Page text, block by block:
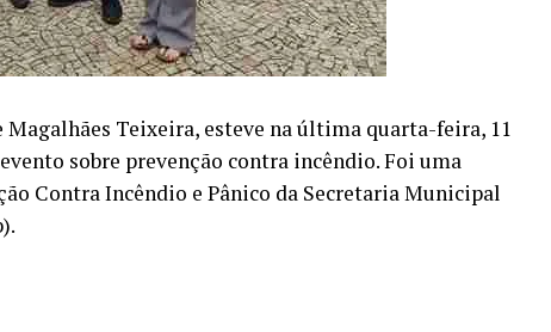
Teixeira, esteve na última quarta-feira, 11
sobre prevenção contra incêndio. Foi uma
Contra Incêndio e Pânico da Secretaria Municipal